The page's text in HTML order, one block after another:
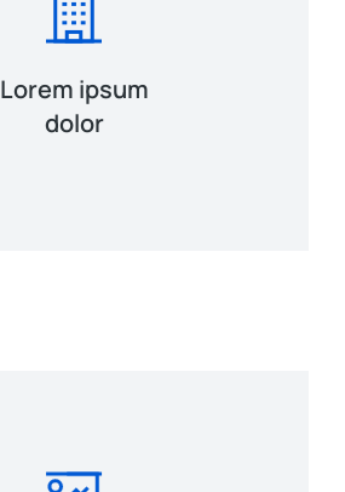
Lorem ipsum
dolor
- et hendrerit tincidunt,
nunc, quis venenatis!
View Details